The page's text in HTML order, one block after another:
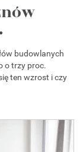
budowlanych
o trzy proc.
ten wzrost i czy